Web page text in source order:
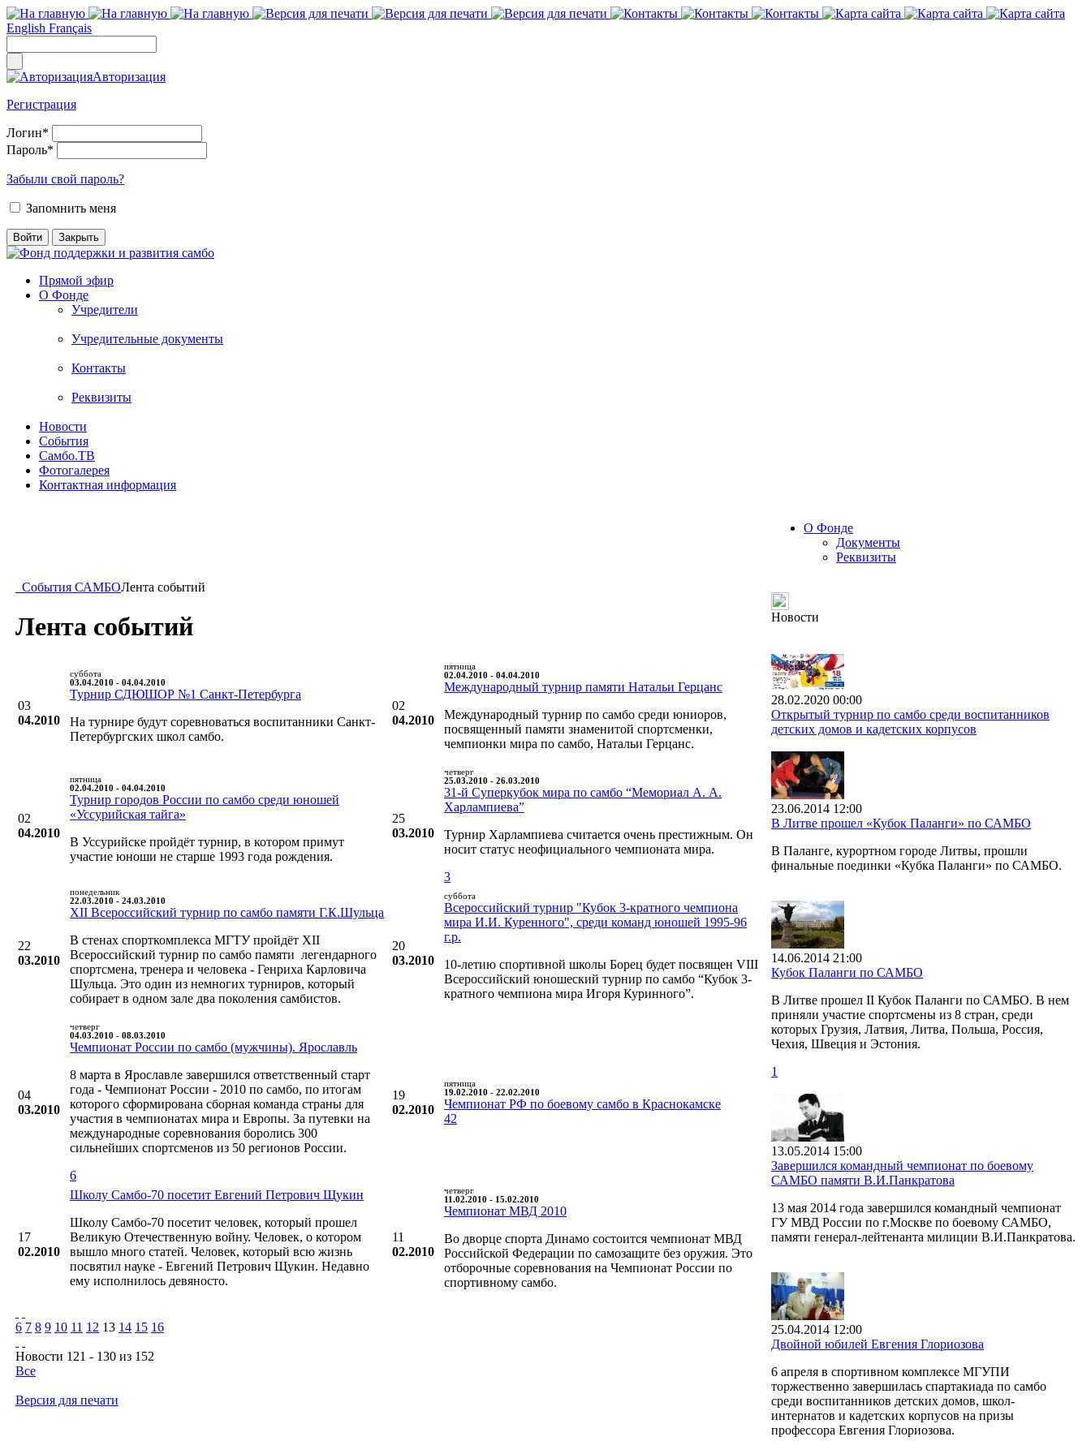
English Français
Авторизация
Регистрация
Логин*
Пароль*
Забыли свой пароль?
Запомнить меня
Прямой эфир
О Фонде
Учредители
Учредительные документы
Контакты
Реквизиты
Новости
События
Самбо.ТВ
Фотогалерея
Контактная информация
События САМБОЛента событий
Лента событий
03
04.2010
суббота
03.04.2010 - 04.04.2010
Турнир СДЮШОР №1 Санкт-Петербурга
На турнире будут соревноваться воспитанники Санкт-
Петербургских школ самбо.
02
04.2010
пятница
02.04.2010 - 04.04.2010
Международный турнир памяти Натальи Герцанс
Международный турнир по самбо среди юниоров,
посвященный памяти знаменитой спортсменки,
чемпионки мира по самбо, Натальи Герцанс.
02
04.2010
пятница
02.04.2010 - 04.04.2010
Турнир городов России по самбо среди юношей
«Уссурийская тайга»
В Уссурийске пройдёт турнир, в котором примут
участие юноши не старше 1993 года рождения.
25
03.2010
четверг
25.03.2010 - 26.03.2010
31-й Суперкубок мира по самбо “Мемориал А. А.
Харлампиева”
Турнир Харлампиева считается очень престижным. Он
носит статус неофициального чемпионата мира.
3
22
03.2010
понедельник
22.03.2010 - 24.03.2010
XII Всероссийский турнир по самбо памяти Г.К.Шульца
В стенах спорткомплекса МГТУ пройдёт XII
Всероссийский турнир по самбо памяти легендарного
спортсмена, тренера и человека - Генриха Карловича
Шульца. Это один из немногих турниров, который
собирает в одном зале два поколения самбистов.
20
03.2010
суббота
Всероссийский турнир "Кубок 3-кратного чемпиона
мира И.И. Куренного", среди команд юношей 1995-96
г.р.
10-летию спортивной школы Борец будет посвящен VIII
Всероссийский юношеский турнир по самбо “Кубок 3-
кратного чемпиона мира Игоря Куринного”.
04
03.2010
четверг
04.03.2010 - 08.03.2010
Чемпионат России по самбо (мужчины). Ярославль
8 марта в Ярославле завершился ответственный старт
года - Чемпионат России - 2010 по самбо, по итогам
которого сформирована сборная команда страны для
участия в чемпионатах мира и Европы. За путевки на
международные соревнования боролись 300
сильнейших спортсменов из 50 регионов России.
6
19
02.2010
пятница
19.02.2010 - 22.02.2010
Чемпионат РФ по боевому самбо в Краснокамске
42
17
02.2010
Школу Cамбо-70 посетит Евгений Петрович Щукин
Школу Cамбо-70 посетит человек, который прошел
Великую Отечественную войну. Человек, о котором
вышло много статей. Человек, который всю жизнь
посвятил науке - Евгений Петрович Щукин. Недавно
ему исполнилось девяносто.
11
02.2010
четверг
11.02.2010 - 15.02.2010
Чемпионат МВД 2010
Во дворце спорта Динамо состоится чемпионат МВД
Российской Федерации по самозащите без оружия. Это
отборочные соревнования на Чемпионат России по
спортивному самбо.
6 7 8 9 10 11 12 13 14 15 16
Новости 121 - 130 из 152
Все
Версия для печати
О Фонде
Документы
Реквизиты
Новости
28.02.2020 00:00
Открытый турнир по самбо среди воспитанников
детских домов и кадетских корпусов
23.06.2014 12:00
В Литве прошел «Кубок Паланги» по САМБО
В Паланге, курортном городе Литвы, прошли
финальные поединки «Кубка Паланги» по САМБО.
14.06.2014 21:00
Кубок Паланги по САМБО
В Литве прошел II Кубок Паланги по САМБО. В нем
приняли участие спортсмены из 8 стран, среди
которых Грузия, Латвия, Литва, Польша, Россия,
Чехия, Швеция и Эстония.
1
13.05.2014 15:00
Завершился командный чемпионат по боевому
САМБО памяти В.И.Панкратова
13 мая 2014 года завершился командный чемпионат
ГУ МВД России по г.Москве по боевому САМБО,
памяти генерал-лейтенанта милиции В.И.Панкратова.
25.04.2014 12:00
Двойной юбилей Евгения Глориозова
6 апреля в спортивном комплексе МГУПИ
торжественно завершилась спартакиада по самбо
среди воспитанников детских домов, школ-
интернатов и кадетских корпусов на призы
профессора Евгения Глориозова.